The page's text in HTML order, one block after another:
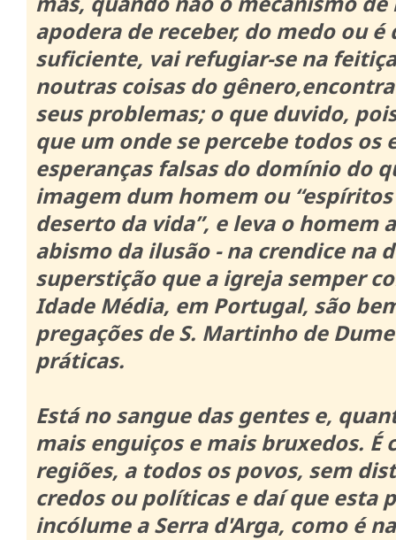
apodera de receber, do medo ou é
suficiente, vai refugiar-se na
noutras coisas do
seus problemas; o que duvido,
que um onde se percebe todos os
esperanças falsas do domínio do
imagem dum homem ou
deserto da vida”, e leva o homem
abismo da ilusão - na crendice na
superstição que a igreja semper
Idade Média, em Portugal, são
pregações de S. Martinho de
práticas.
Está no sangue das gentes e,
mais enguiços e mais bruxedos. É
regiões, a todos os povos, sem
credos ou políticas e daí que esta
incólume a Serra d'Arga, como é